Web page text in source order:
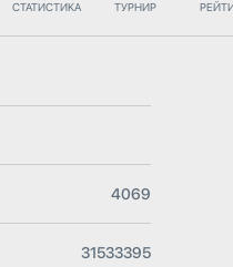
СТАТИСТИКА ТУРНИР
4069
31533395